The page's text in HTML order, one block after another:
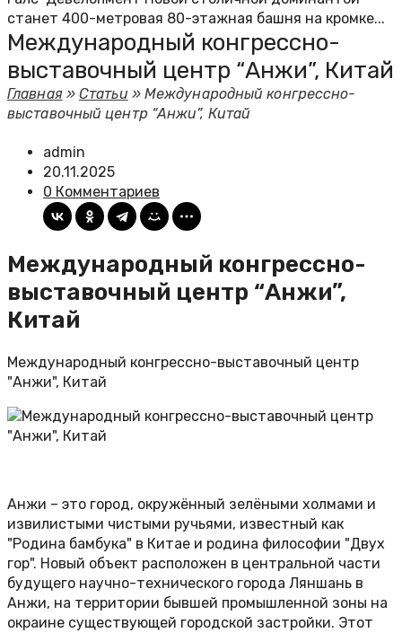
станет 400-метровая 80-этажная башня на кромке...
Международный конгрессно-
выставочный центр “Анжи”, Китай
Главная»Статьи » Международный конгрессно-
выставочный центр “Анжи”, Китай
admin
20.11.2025
0 Комментариев
Международный конгрессно-
выставочный центр “Анжи”,
Китай
Международный конгрессно-выставочный центр
"Анжи", Китай
Анжи – это город, окружённый зелёными холмами и
извилистыми чистыми ручьями, известный как
"Родина бамбука" в Китае и родина философии "Двух
гор". Новый объект расположен в центральной части
будущего научно-технического города Ляншань в
Анжи, на территории бывшей промышленной зоны на
окраине существующей городской застройки. Этот